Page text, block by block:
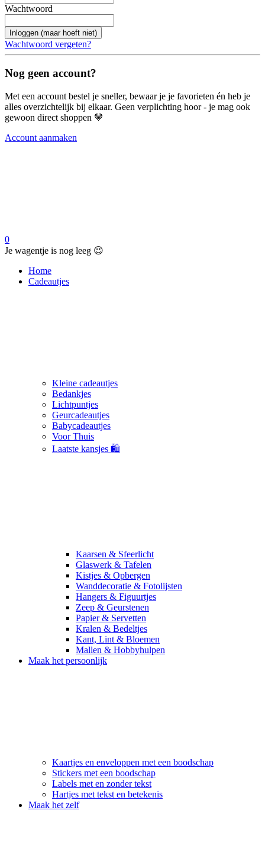
Wachtwoord
Inloggen (maar hoeft niet)
Wachtwoord vergeten?
Nog geen account?
Met een account bestel je sneller, bewaar je je favorieten én heb je
alles overzichtelijk bij elkaar. Geen verplichting hoor - je mag ook
gewoon direct shoppen 🤎
Account aanmaken
0
Je wagentje is nog leeg 😉
Home
Cadeautjes
Kleine cadeautjes
Bedankjes
Lichtpuntjes
Geurcadeautjes
Babycadeautjes
Voor Thuis
Laatste kansjes 🛍️
Kaarsen & Sfeerlicht
Glaswerk & Tafelen
Kistjes & Opbergen
Wanddecoratie & Fotolijsten
Hangers & Figuurtjes
Zeep & Geurstenen
Papier & Servetten
Kralen & Bedeltjes
Kant, Lint & Bloemen
Mallen & Hobbyhulpen
Maak het persoonlijk
Kaartjes en enveloppen met een boodschap
Stickers met een boodschap
Labels met en zonder tekst
Hartjes met tekst en betekenis
Maak het zelf